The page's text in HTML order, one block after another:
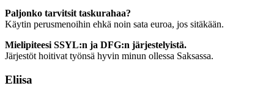
Paljonko tarvitsit taskurahaa?
Käytin perusmenoihin ehkä noin sata euroa, jos sitäkään.
Mielipiteesi SSYL:n ja DFG:n järjestelyistä.
Järjestöt hoitivat työnsä hyvin minun ollessa Saksassa.
Eliisa